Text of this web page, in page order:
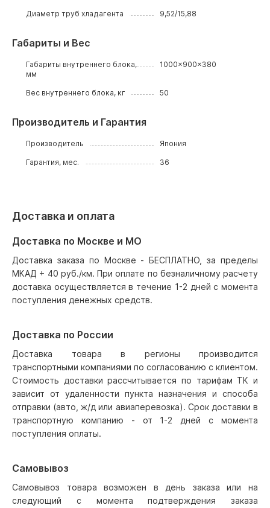
Диаметр труб хладагента 9,52/15,88
Габариты и Вес
Габариты внутреннего блока,
мм
1000x900x380
Вес внутреннего блока, кг 50
Производитель и Гарантия
Производитель Япония
Гарантия, мес. 36
Доставка и оплата
Доставка по Москве и МО
Доставка заказа по Москве - БЕСПЛАТНО, за пределы
МКАД + 40 руб./км. При оплате по безналичному расчету
доставка осуществляется в течение 1-2 дней с момента
поступления денежных средств.
Доставка по России
Доставка товара в регионы производится
транспортными компаниями по согласованию с клиентом.
Стоимость доставки рассчитывается по тарифам ТК и
зависит от удаленности пункта назначения и способа
отправки (авто, ж/д или авиаперевозка). Срок доставки в
транспортную компанию - от 1-2 дней с момента
поступления оплаты.
Самовывоз
Самовывоз товара возможен в день заказа или на
следующий с момента подтверждения заказа